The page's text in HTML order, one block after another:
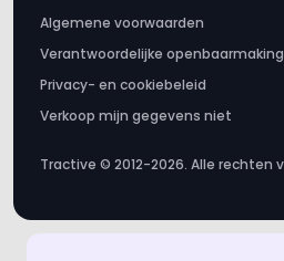
Privacy- en cookiebeleid
Verkoop mijn gegevens niet